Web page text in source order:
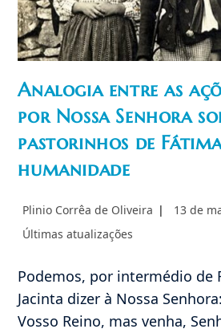
Analogia entre as
por Nossa Senhora
pastorinhos de
humanidade
Autor
do
post:
Plinio Corrêa de Oliveira
Post
13 de
Categoria
Últimas atualizações
Podemos, por intermédio de
Jacinta dizer à Nossa
Vosso Reino, mas venha,